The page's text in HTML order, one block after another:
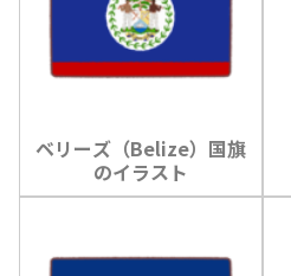
ベリーズ（Belize）国旗
のイラスト